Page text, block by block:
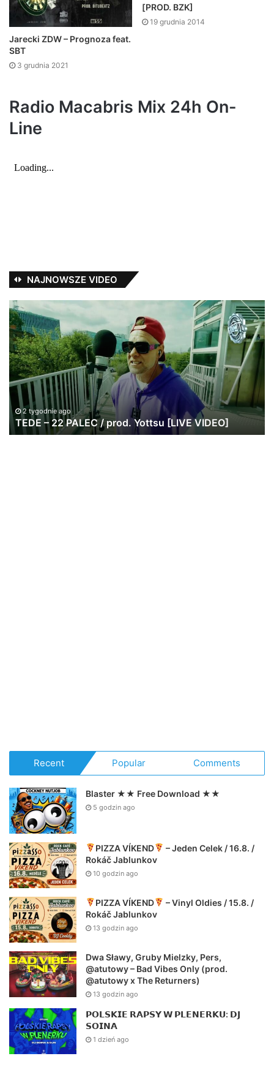
Jarecki ZDW – Prognoza feat.
SBT
3 grudnia 2021
[PROD. BZK]
19 grudnia 2014
Radio Macabris Mix 24h On-
Line
NAJNOWSZE VIDEO
TEDE
–
22
PALEC
/
prod.
Yottsu
[LIVE
VIDEO]2 tygodnie ago
TEDE – 22 PALEC / prod. Yottsu [LIVE VIDEO]
–
Recent Popular Comments
Blaster ★★ Free Download ★★
5 godzin ago
PIZZA VÍKEND
– Jeden Celek / 16.8. /
Rokáč Jablunkov
10 godzin ago
PIZZA VÍKEND
– Vinyl Oldies / 15.8. /
Rokáč Jablunkov
13 godzin ago
Dwa Sławy, Gruby Mielzky, Pers,
@atutowy – Bad Vibes Only (prod.
@atutowy x The Returners)
13 godzin ago
𝗣𝗢𝗟𝗦𝗞𝗜𝗘 𝗥𝗔𝗣𝗦𝗬 𝗪 𝗣𝗟𝗘𝗡𝗘𝗥𝗞𝗨: 𝗗𝗝
𝗦𝗢𝗜𝗡𝗔
1 dzień ago